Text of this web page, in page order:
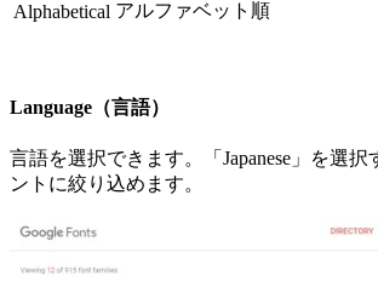
Alphabetical アルファベット順
Language（言語）
言語を選択できます。「Japanese」を選択
ントに絞り込めます。